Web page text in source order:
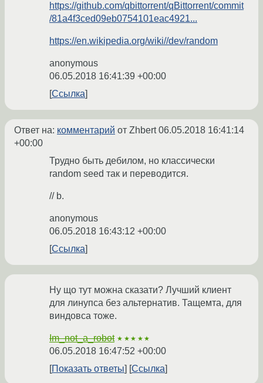
https://github.com/qbittorrent/qBittorrent/commit
/81a4f3ced09eb0754101eac4921...
https://en.wikipedia.org/wiki//dev/random
anonymous
06.05.2018 16:41:39 +00:00
Ссылка
Ответ на: комментарий от Zhbert06.05.2018 16:41:14
+00:00
Трудно быть дебилом, но классически
random seed так и переводится.
// b.
anonymous
06.05.2018 16:43:12 +00:00
Ссылка
Ну що тут можна сказати? Лучший клиент
для линупса без альтернатив. Тащемта, для
виндовса тоже.
Im_not_a_robot ★★★★★
06.05.2018 16:47:52 +00:00
Показать ответы
Ссылка